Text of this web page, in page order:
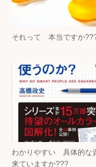
それって 本当ですか
わかりやすい 具体的な
来ていますか???